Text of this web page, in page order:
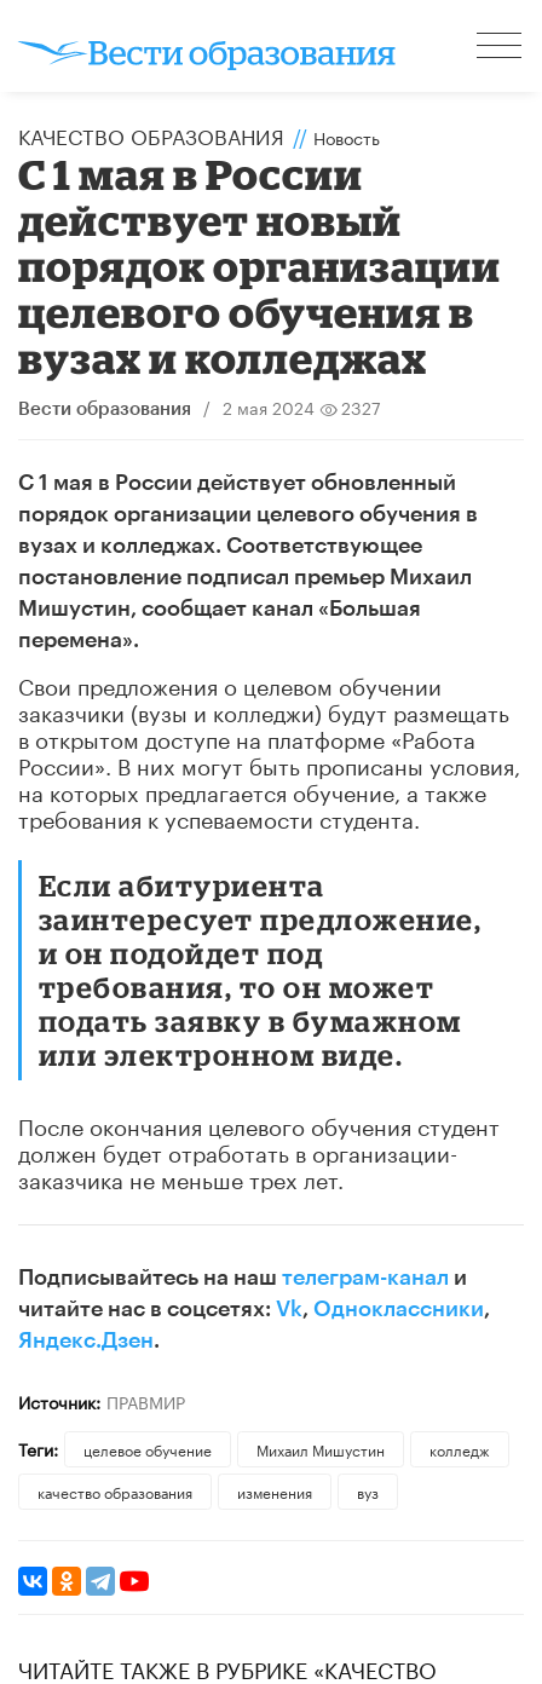
КАЧЕСТВО ОБРАЗОВАНИЯ // Новость
С 1 мая в России
действует новый
порядок организации
целевого обучения в
вузах и колледжах
Вести образования / 2 мая 2024 2327
С 1 мая в России действует обновленный
порядок организации целевого обучения в
вузах и колледжах. Соответствующее
постановление подписал премьер Михаил
Мишустин, сообщает канал «Большая
перемена».
Свои предложения о целевом обучении
заказчики (вузы и колледжи) будут размещать
в открытом доступе на платформе «Работа
России». В них могут быть прописаны условия,
на которых предлагается обучение, а также
требования к успеваемости студента.
Если абитуриента
заинтересует предложение,
и он подойдет под
требования, то он может
подать заявку в бумажном
или электронном виде.
После окончания целевого обучения студент
должен будет отработать в организации-
заказчика не меньше трех лет.
Подписывайтесь на наш телеграм-канал и
читайте нас в соцсетях: Vk, Одноклассники,
Яндекс.Дзен.
Источник: ПРАВМИР
Теги:
целевое обучение Михаил Мишустин
колледж
качество образования
изменения вуз
ЧИТАЙТЕ ТАКЖЕ В РУБРИКЕ «КАЧЕСТВО